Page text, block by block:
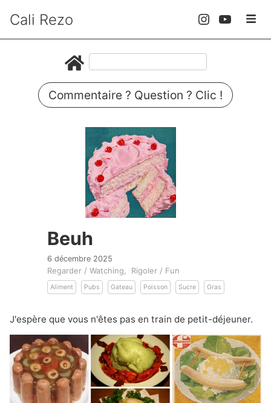
Cali Rezo
Commentaire ? Question ? Clic !
Beuh
6 décembre 2025
Regarder / Watching Rigoler / Fun
Aliment Pubs Gateau Poisson Sucre Gras
J'espère que vous n'êtes pas en train de petit-déjeuner.